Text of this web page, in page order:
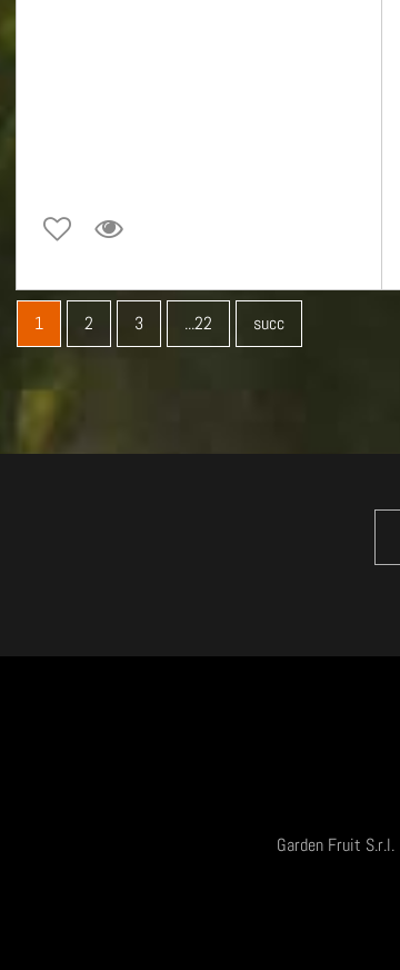
1 2 3 ...22 succ
Garden Fruit S.r.l.